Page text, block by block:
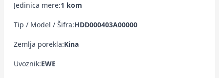
Jedinica mere:1 kom
Tip / Model / Šifra:HDD000403A00000
Zemlja porekla:Kina
Uvoznik:EWE